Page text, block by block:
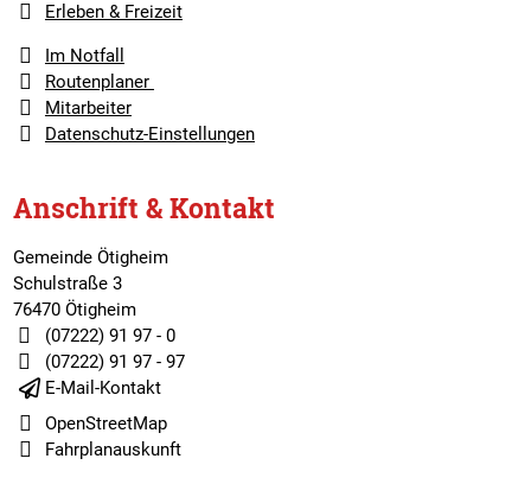
Erleben & Freizeit
Im Notfall
Routenplaner
Mitarbeiter
Datenschutz-Einstellungen
Anschrift & Kontakt
Gemeinde Ötigheim
Schulstraße 3
76470 Ötigheim
(07222) 91 97 - 0
(07222) 91 97 - 97
E-Mail-Kontakt
OpenStreetMap
Fahrplanauskunft